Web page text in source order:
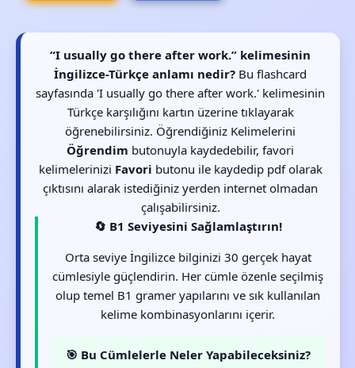
“I usually go there after work.” kelimesinin
İngilizce-Türkçe anlamı nedir? Bu flashcard
sayfasında 'I usually go there after work.' kelimesinin
Türkçe karşılığını kartın üzerine tıklayarak
öğrenebilirsiniz. Öğrendiğiniz Kelimelerini
Öğrendim butonuyla kaydedebilir, favori
kelimelerinizi Favori butonu ile kaydedip pdf olarak
çıktısını alarak istediğiniz yerden internet olmadan
çalışabilirsiniz.
🔄 B1 Seviyesini Sağlamlaştırın!
Orta seviye İngilizce bilginizi 30 gerçek hayat
cümlesiyle güçlendirin. Her cümle özenle seçilmiş
olup temel B1 gramer yapılarını ve sık kullanılan
kelime kombinasyonlarını içerir.
🎯 Bu Cümlelerle Neler Yapabileceksiniz?